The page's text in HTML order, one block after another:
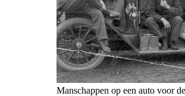
Manschappen op een auto voor